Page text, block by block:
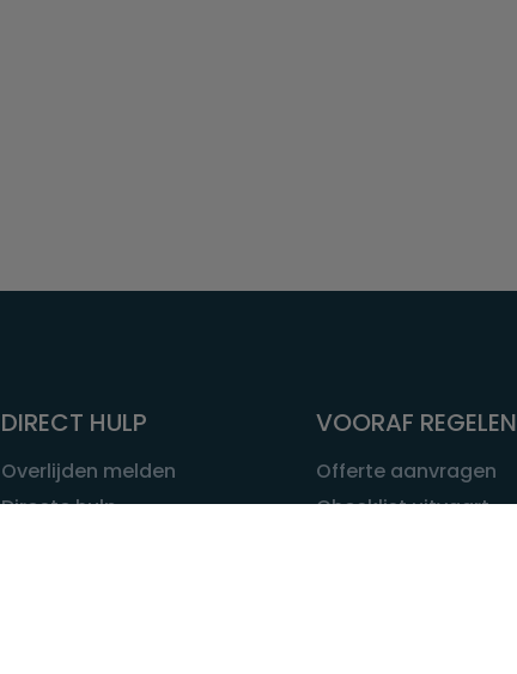
DIRECT HULP
Overlijden melden
Directe hulp
VOORAF REGELEN
Offerte aanvragen
Checklist uitvaart